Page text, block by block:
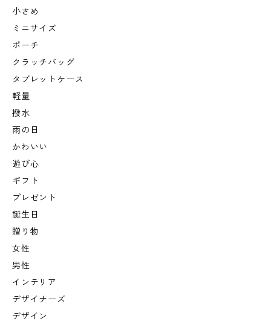
小さめ
ミニサイズ
ポーチ
クラッチバッグ
タブレットケース
軽量
撥水
雨の日
かわいい
遊び心
ギフト
プレゼント
誕生日
贈り物
女性
男性
インテリア
デザイナーズ
デザイン